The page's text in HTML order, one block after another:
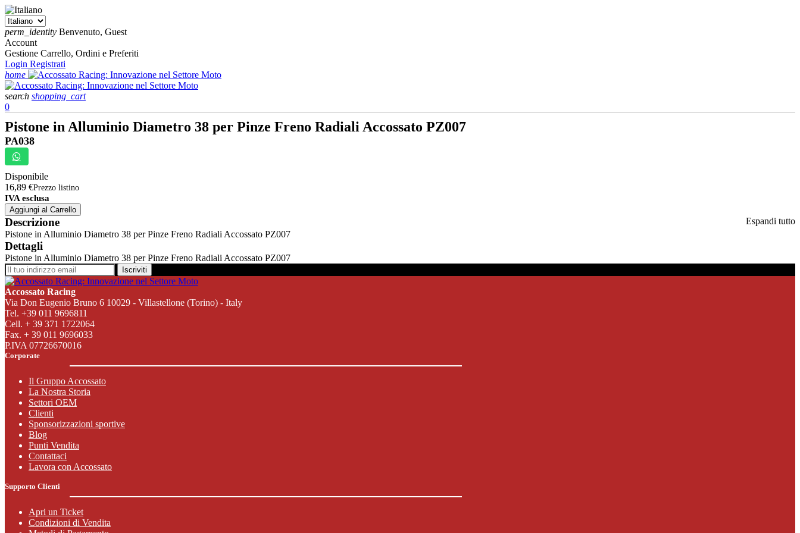
perm_identity Benvenuto, Guest
Account
Gestione Carrello, Ordini e Preferiti
Login Registrati
home
search shopping_cart
0
Pistone in Alluminio Diametro 38 per Pinze Freno Radiali Accossato PZ007
PA038
Disponibile
16,89 €Prezzo listino
IVA esclusa
Aggiungi al Carrello
Espandi tutto
Descrizione
Pistone in Alluminio Diametro 38 per Pinze Freno Radiali Accossato PZ007
Dettagli
Pistone in Alluminio Diametro 38 per Pinze Freno Radiali Accossato PZ007
Iscriviti
Accossato Racing
Via Don Eugenio Bruno 6 10029 - Villastellone (Torino) - Italy
Tel. +39 011 9696811
Cell. + 39 371 1722064
Fax. + 39 011 9696033
P.IVA 07726670016
Corporate
Il Gruppo Accossato
La Nostra Storia
Settori OEM
Clienti
Sponsorizzazioni sportive
Blog
Punti Vendita
Contattaci
Lavora con Accossato
Supporto Clienti
Apri un Ticket
Condizioni di Vendita